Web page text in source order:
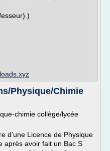
Physique/Chimie
chimie collège/lycée
d'une Licence de Physique
après avoir fait un Bac S